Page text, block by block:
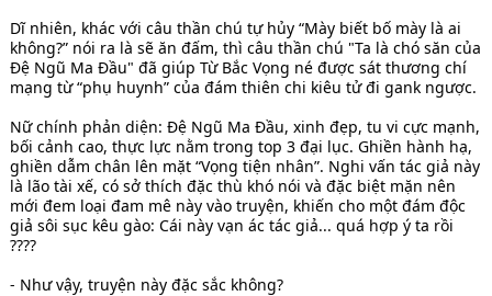
Dĩ nhiên, khác với câu thần chú tự hủy “Mày biết bố mày là ai
không?” nói ra là sẽ ăn đấm, thì câu thần chú "Ta là chó săn của
Đệ Ngũ Ma Đầu" đã giúp Từ Bắc Vọng né được sát thương chí
mạng từ “phụ huynh” của đám thiên chi kiêu tử đi gank ngược.
Nữ chính phản diện: Đệ Ngũ Ma Đầu, xinh đẹp, tu vi cực mạnh,
bối cảnh cao, thực lực nằm trong top 3 đại lục. Ghiền hành hạ,
ghiền dẫm chân lên mặt “Vọng tiện nhân”. Nghi vấn tác giả này
là lão tài xế, có sở thích đặc thù khó nói và đặc biệt mặn nên
mới đem loại đam mê này vào truyện, khiến cho một đám độc
giả sôi sục kêu gào: Cái này vạn ác tác giả... quá hợp ý ta rồi
????
- Như vậy, truyện này đặc sắc không?